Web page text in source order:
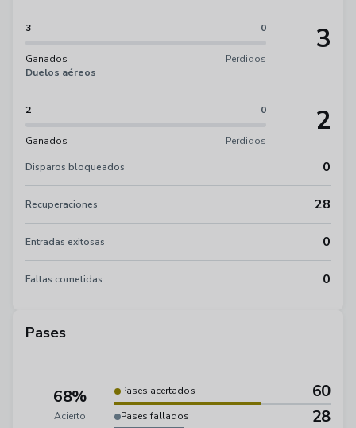
3 0
Ganados Perdidos
3
Duelos aéreos
2 0
Ganados Perdidos
2
Disparos bloqueados 0
Recuperaciones 28
Entradas exitosas 0
Faltas cometidas 0
Pases
68%
Acierto
Pases acertados 60
Pases fallados 28